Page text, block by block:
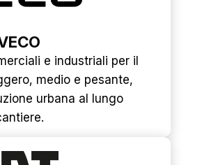
e industriali per il
medio e pesante,
urbana al lungo